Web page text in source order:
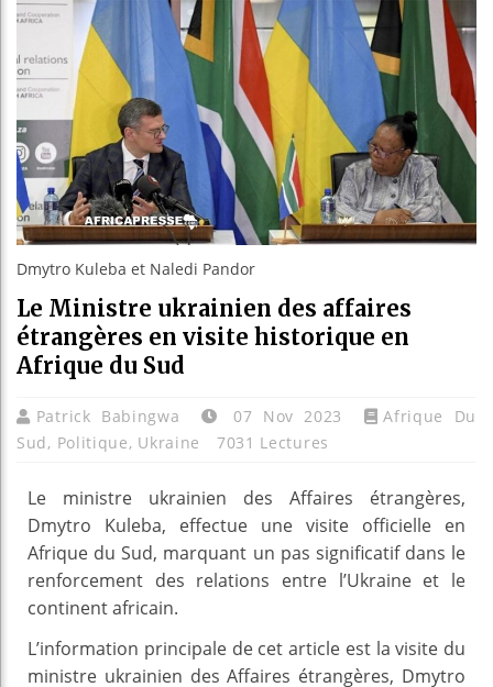
Bénin
Aliko
Dmytro Kuleba et Naledi Pandor
Le Ministre ukrainien des affaires
étrangères en visite historique en
Afrique du Sud
Patrick Babingwa 07 Nov 2023
Afrique Du
Sud, Politique, Ukraine 7031 Lectures
Le ministre ukrainien des Affaires étrangères,
Dmytro Kuleba, effectue une visite officielle en
Afrique du Sud, marquant un pas significatif dans le
renforcement des relations entre l’Ukraine et le
continent africain.
L’information principale de cet article est la visite du
ministre ukrainien des Affaires étrangères, Dmytro